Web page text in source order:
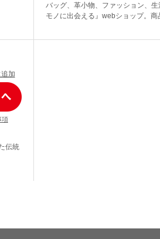
バッグ、革小物、ファッション、
モノに出会える』webショップ。商
加
項
伝統